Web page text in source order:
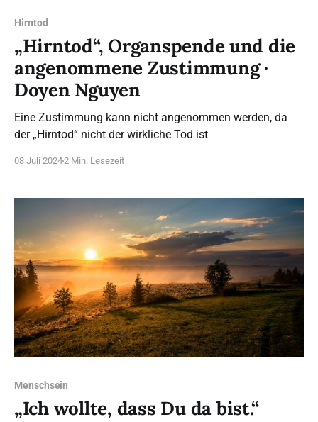
Hirntod
„Hirntod“, Organspende und die
angenommene Zustimmung ·
Doyen Nguyen
Eine Zustimmung kann nicht angenommen werden, da
der „Hirntod“ nicht der wirkliche Tod ist
08 Juli 20242 Min. Lesezeit
Menschsein
„Ich wollte, dass Du da bist.“